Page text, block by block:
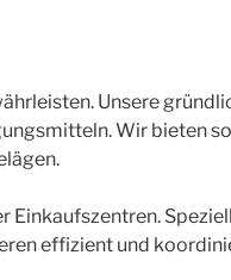
Unsere
Wir bieten
Einkaufszentren.
effizient und